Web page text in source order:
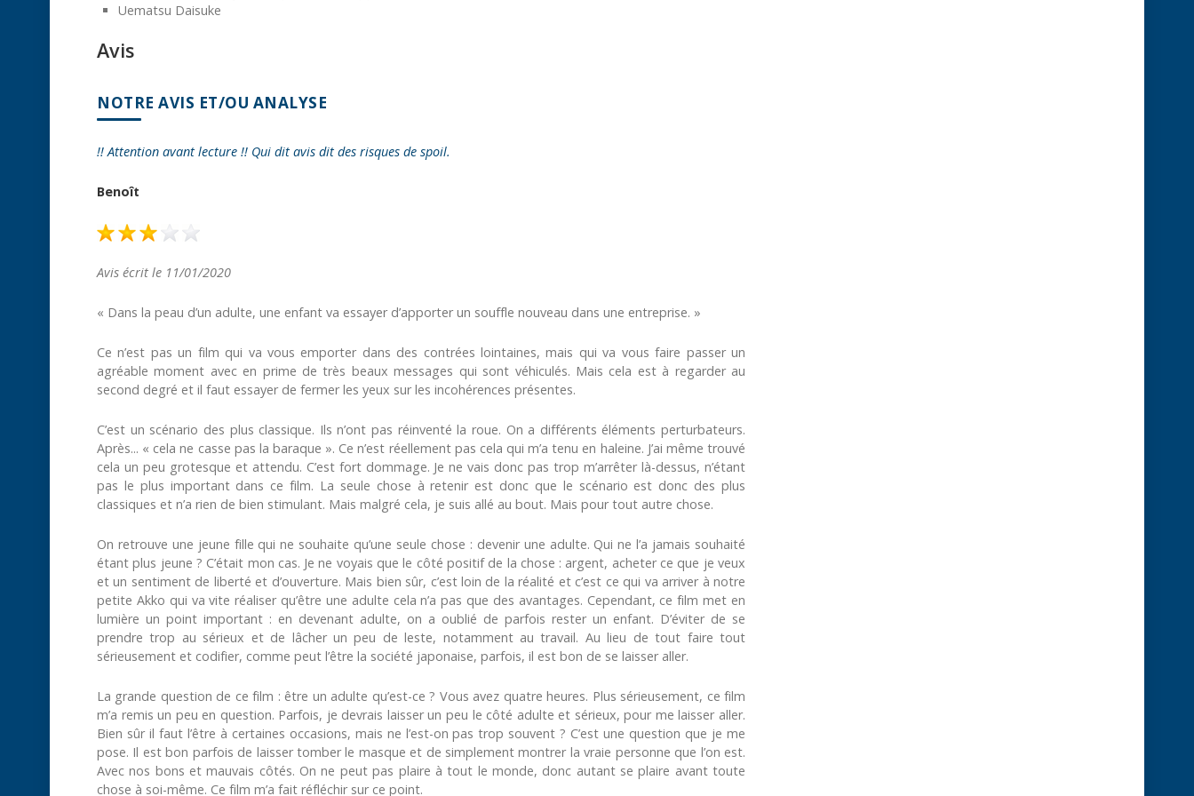
Uematsu Daisuke
Avis
NOTRE AVIS ET/OU ANALYSE
!! Attention avant lecture !! Qui dit avis dit des risques de spoil.
Benoît
Avis écrit le 11/01/2020
« Dans la peau d’un adulte, une enfant va essayer d’apporter un souffle nouveau dans une entreprise. »
Ce n’est pas un film qui va vous emporter dans des contrées lointaines, mais qui va vous faire passer un
agréable moment avec en prime de très beaux messages qui sont véhiculés. Mais cela est à regarder au
second degré et il faut essayer de fermer les yeux sur les incohérences présentes.
C’est un scénario des plus classique. Ils n’ont pas réinventé la roue. On a différents éléments perturbateurs.
Après... « cela ne casse pas la baraque ». Ce n’est réellement pas cela qui m’a tenu en haleine. J’ai même trouvé
cela un peu grotesque et attendu. C’est fort dommage. Je ne vais donc pas trop m’arrêter là-dessus, n’étant
pas le plus important dans ce film. La seule chose à retenir est donc que le scénario est donc des plus
classiques et n’a rien de bien stimulant. Mais malgré cela, je suis allé au bout. Mais pour tout autre chose.
On retrouve une jeune fille qui ne souhaite qu’une seule chose : devenir une adulte. Qui ne l’a jamais souhaité
étant plus jeune ? C’était mon cas. Je ne voyais que le côté positif de la chose : argent, acheter ce que je veux
et un sentiment de liberté et d’ouverture. Mais bien sûr, c’est loin de la réalité et c’est ce qui va arriver à notre
petite Akko qui va vite réaliser qu’être une adulte cela n’a pas que des avantages. Cependant, ce film met en
lumière un point important : en devenant adulte, on a oublié de parfois rester un enfant. D’éviter de se
prendre trop au sérieux et de lâcher un peu de leste, notamment au travail. Au lieu de tout faire tout
sérieusement et codifier, comme peut l’être la société japonaise, parfois, il est bon de se laisser aller.
La grande question de ce film : être un adulte qu’est-ce ? Vous avez quatre heures. Plus sérieusement, ce film
m’a remis un peu en question. Parfois, je devrais laisser un peu le côté adulte et sérieux, pour me laisser aller.
Bien sûr il faut l’être à certaines occasions, mais ne l’est-on pas trop souvent ? C’est une question que je me
pose. Il est bon parfois de laisser tomber le masque et de simplement montrer la vraie personne que l’on est.
Avec nos bons et mauvais côtés. On ne peut pas plaire à tout le monde, donc autant se plaire avant toute
chose à soi-même. Ce film m’a fait réfléchir sur ce point.